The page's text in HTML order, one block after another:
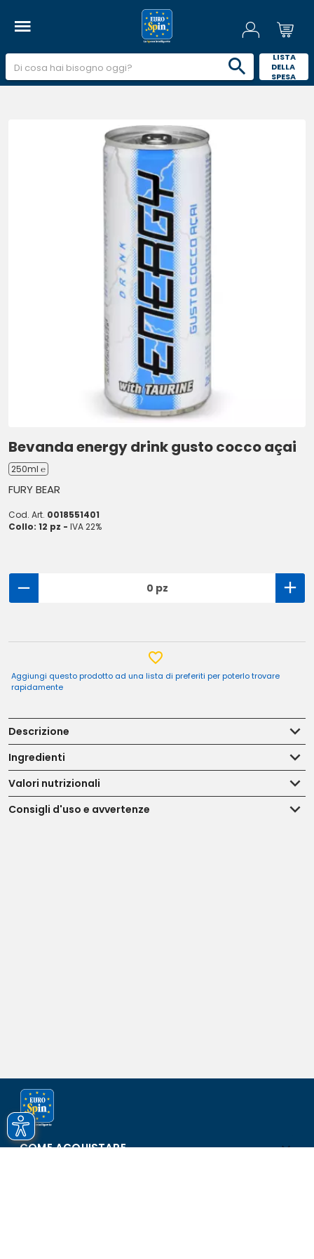
LISTA
DELLA
SPESA
Bevanda energy drink gusto cocco açai
250ml ℮
FURY BEAR
Cod. Art. 0018551401
Collo: 12 pz - IVA 22%
0 pz
Aggiungi questo prodotto ad una lista di preferiti per poterlo trovare
rapidamente
Descrizione
Ingredienti
Valori nutrizionali
Consigli d'uso e avvertenze
COME ACQUISTARE